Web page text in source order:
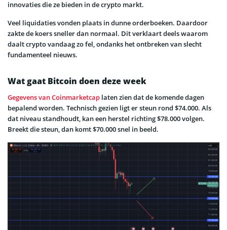
innovaties die ze bieden in de crypto markt.
Veel liquidaties vonden plaats in dunne orderboeken. Daardoor
zakte de koers sneller dan normaal. Dit verklaart deels waarom
daalt crypto vandaag zo fel, ondanks het ontbreken van slecht
fundamenteel nieuws.
Wat gaat Bitcoin doen deze week
Gegevens van Coinmarketcap laten zien dat de komende dagen
bepalend worden. Technisch gezien ligt er steun rond $74.000. Als
dat niveau standhoudt, kan een herstel richting $78.000 volgen.
Breekt die steun, dan komt $70.000 snel in beeld.